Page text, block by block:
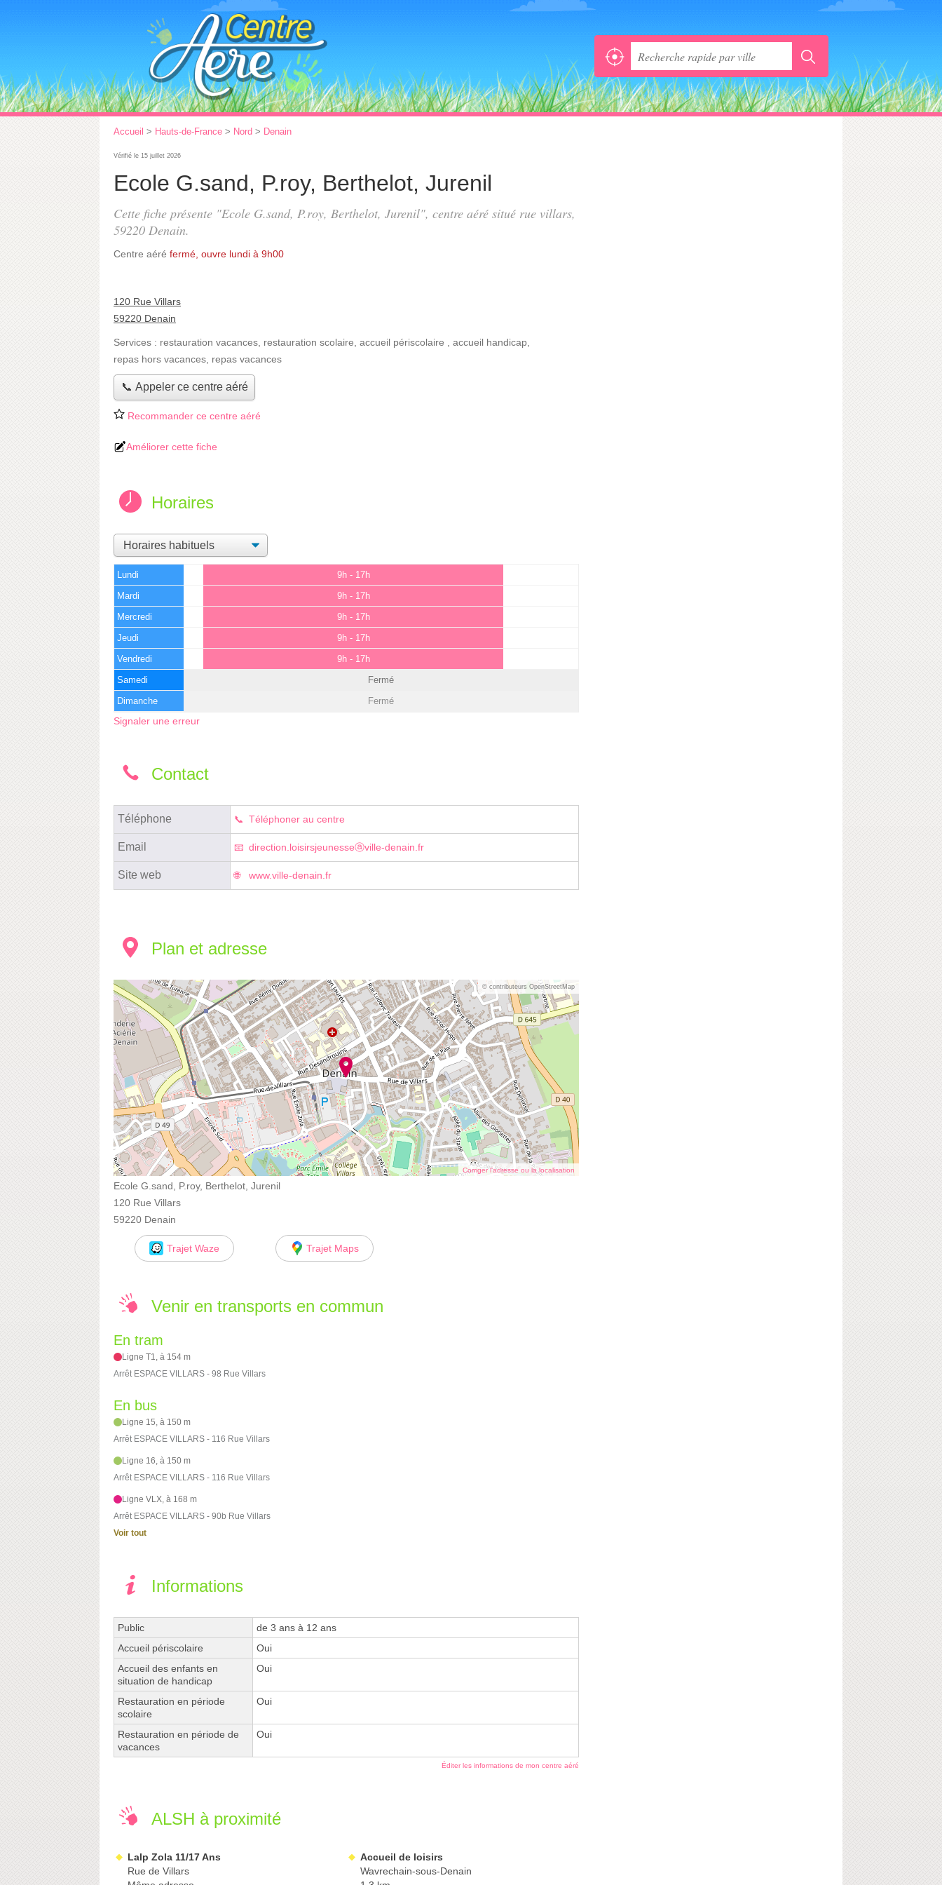
Accueil > Hauts-de-France > Nord > Denain
Vérifié le 15 juillet 2026
Ecole G.sand, P.roy, Berthelot, Jurenil
Cette fiche présente "Ecole G.sand, P.roy, Berthelot, Jurenil", centre aéré situé rue villars,
59220 Denain.
Centre aéré fermé, ouvre lundi à 9h00
120 Rue Villars
59220 Denain
Services : restauration vacances restauration scolaire accueil périscolaire accueil handicap
repas hors vacances repas vacances
📞 Appeler ce centre aéré
Recommander ce centre aéré
Améliorer cette fiche
Horaires
Lundi 9h - 17h
Mardi 9h - 17h
Mercredi 9h - 17h
Jeudi 9h - 17h
Vendredi 9h - 17h
Samedi Fermé
Dimanche Fermé
Signaler une erreur
Contact
Téléphone Téléphoner au centre
Email direction.loisirsjeunesseⓐville-denain.fr
Site web www.ville-denain.fr
Plan et adresse
© contributeurs OpenStreetMap
Corriger l’adresse ou la localisation
Ecole G.sand, P.roy, Berthelot, Jurenil
120 Rue Villars
59220 Denain
Trajet Waze Trajet Maps
Venir en transports en commun
En tram
Ligne T1, à 154 m
Arrêt ESPACE VILLARS - 98 Rue Villars
En bus
Ligne 15, à 150 m
Arrêt ESPACE VILLARS - 116 Rue Villars
Ligne 16, à 150 m
Arrêt ESPACE VILLARS - 116 Rue Villars
Ligne VLX, à 168 m
Arrêt ESPACE VILLARS - 90b Rue Villars
Voir tout
Informations
Public
de 3 ans à 12 ans
Accueil périscolaire
Oui
Accueil des enfants en
situation de handicap
Oui
Restauration en période
scolaire
Oui
Restauration en période de
vacances
Oui
Éditer les informations de mon centre aéré
ALSH à proximité
Lalp Zola 11/17 Ans
Rue de Villars
Accueil de loisirs
Wavrechain-sous-Denain